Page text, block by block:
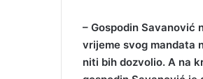
– Gospodin Savanović
vrijeme svog mandata
niti bih dozvolio. A na